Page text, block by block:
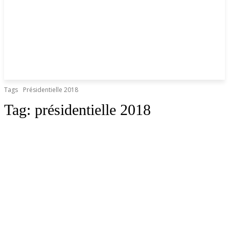
Tags Présidentielle 2018
Tag: présidentielle 2018